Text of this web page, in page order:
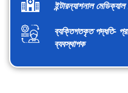
ইন্টারন্যাশনাল
ব্যক্তিগতকৃত পদ্ধতি-
ব্যবস্থাপক